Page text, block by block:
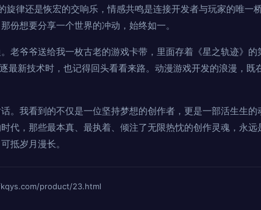
旋律还是恢宏的交响乐，情感共鸣是连接开发者与玩家的唯一
份想要分享一个世界的冲动，始终如一。
老爷爷送给我一枚古老的游戏卡带，里面存着《星之轨迹》的
最新技术时，也记得回头看看来路。动漫游戏开发的浪漫，既
。我看到的不仅是一位坚持梦想的创作者，更是一部活生生
代，那些最本真、最执着、倾注了无限热忱的创作灵魂，永
抵岁月漫长。
product/23.html